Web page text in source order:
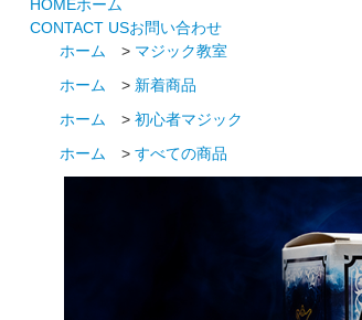
HOMEホーム
CONTACT USお問い合わせ
ホーム
> マジック教室
ホーム
> 新着商品
ホーム
>初心者マジック
ホーム
>すべての商品